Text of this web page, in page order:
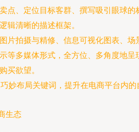
点、定位目标客群、撰写吸引眼球的
辑清晰的描述框架。
片拍摄与精修、信息可视化图表、场
等多媒体形式，全方位、多角度地呈
买欲望。
妙布局关键词，提升在电商平台内的
生态